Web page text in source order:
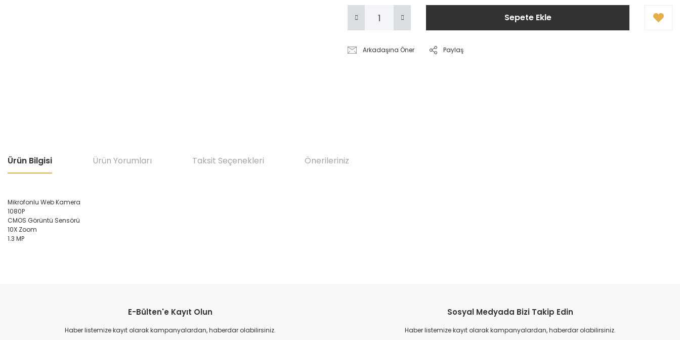
Sepete Ekle
Arkadaşına Öner Paylaş
Ürün Bilgisi Ürün Yorumları Taksit Seçenekleri Önerileriniz
Mikrofonlu Web Kamera
1080P
CMOS Görüntü Sensörü
10X Zoom
1.3 MP
Ürün resmi kalitesiz, bozuk veya görüntülenemiyor.
Ürün açıklamasında eksik bilgiler bulunuyor.
E-Bülten'e Kayıt Olun
Haber listemize kayıt olarak kampanyalardan, haberdar olabilirsiniz.
Sosyal Medyada Bizi Takip Edin
Haber listemize kayıt olarak kampanyalardan, haberdar olabilirsiniz.